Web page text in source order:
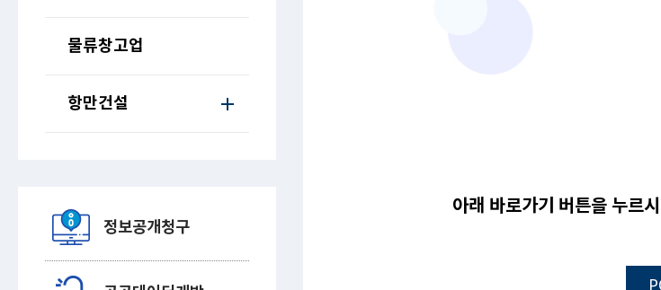
물류창고업
항만건설
정보공개청구
아래 바로가기 버튼을 누르